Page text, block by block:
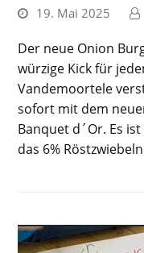
19. Mai 2025
Der neue Onion
würzige Kick für
Vandemoortele
sofort mit dem
Banquet d´Or. Es
das 6%